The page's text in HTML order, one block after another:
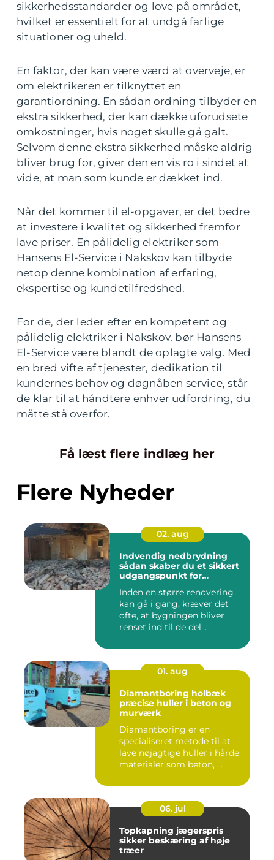
sikkerhedsstandarder og love på området,
hvilket er essentielt for at undgå farlige
situationer og uheld.
En faktor, der kan være værd at overveje, er
om elektrikeren er tilknyttet en
garantiordning. En sådan ordning tilbyder en
ekstra sikkerhed, der kan dække uforudsete
omkostninger, hvis noget skulle gå galt.
Selvom denne ekstra sikkerhed måske aldrig
bliver brug for, giver den en vis ro i sindet at
vide, at man som kunde er dækket ind.
Når det kommer til el-opgaver, er det bedre
at investere i kvalitet og sikkerhed fremfor
lave priser. En pålidelig elektriker som
Hansens El-Service i Nakskov kan tilbyde
netop denne kombination af erfaring,
ekspertise og kundetilfredshed.
For de, der leder efter en kompetent og
pålidelig elektriker i Nakskov, bør Hansens
El-Service være blandt de oplagte valg. Med
en bred vifte af tjenester, dedikation til
kundernes behov og døgnåben service, står
de klar til at håndtere enhver udfordring, du
måtte stå overfor.
Få læst flere indlæg her
Flere Nyheder
02. aug
Indvendig nedbrydning
sådan skaber du et sikkert
udgangspunkt for
Inden en større renovering
kan gå i gang, kræver det
ofte, at bygningen bliver
renset ind til de del...
01. aug
Diamantboring holbæk
præcise huller i beton og
murværk
Diamantboring er en
specialiseret metode til at
lave nøjagtige huller i hårde
materialer som beton, ...
06. jul
Topkapning jægerspris
sikker beskæring af høje
træer